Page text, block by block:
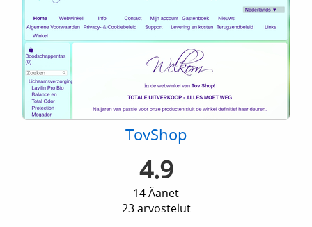
TovShop
4.9
14 Äänet
23 arvostelut